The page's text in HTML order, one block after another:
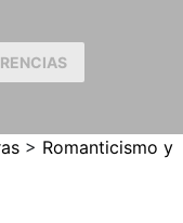
> Romanticismo y